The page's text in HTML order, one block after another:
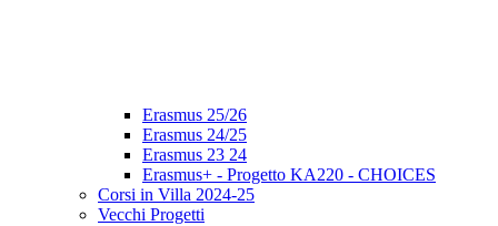
Erasmus 25/26
Erasmus 24/25
Erasmus 23 24
Erasmus+ - Progetto KA220 - CHOICES
Corsi in Villa 2024-25
Vecchi Progetti